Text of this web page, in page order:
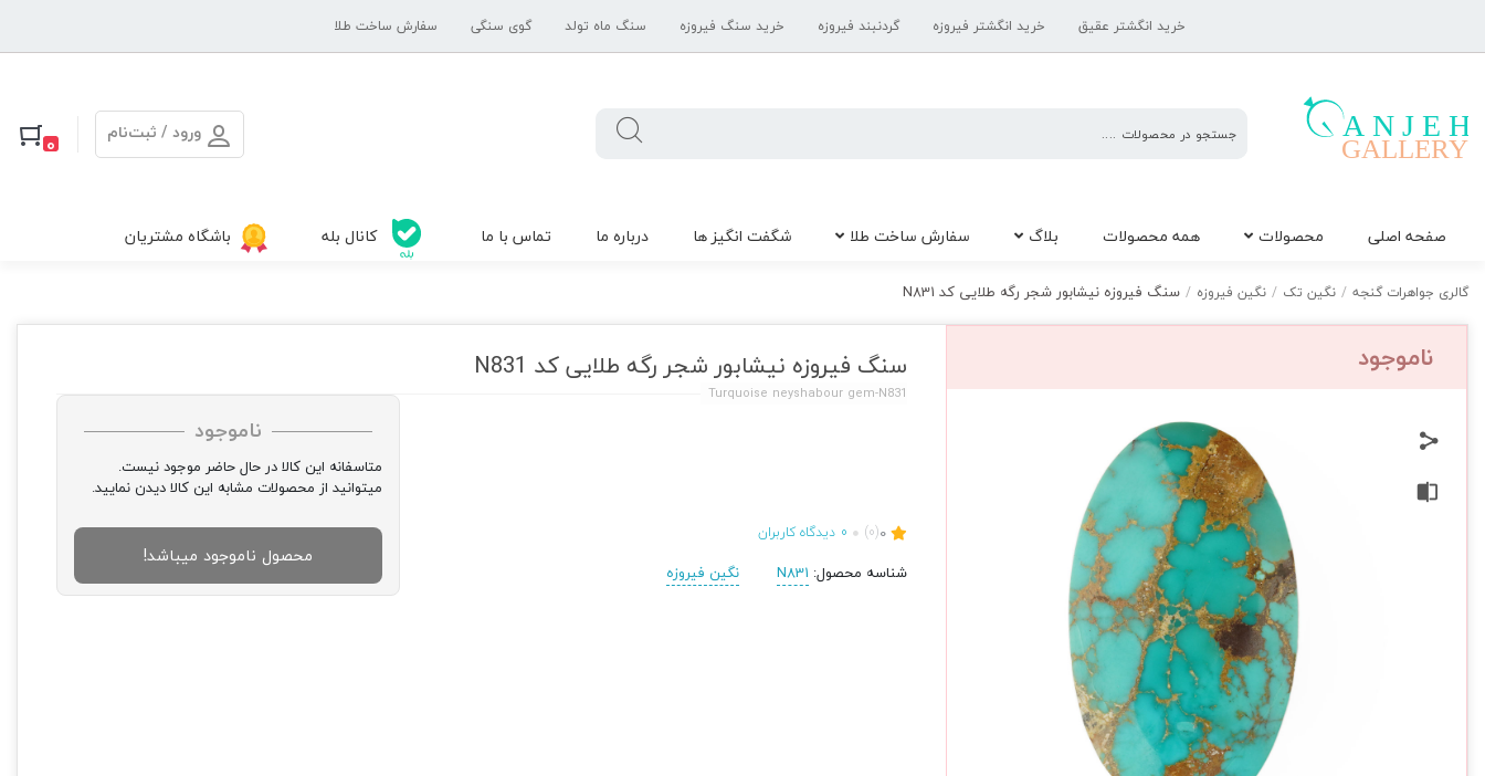
خرید انگشتر عقیق خرید انگشتر فیروزه گردنبند فیروزه خرید سنگ فیروزه سنگ ماه تولد گوی سنگی سفارش ساخت طلا
جواهرات
ورود / ثبت‌نام 0
صفحه اصلی محصولات همه محصولات بلاگ سفارش ساخت طلا شگفت انگیز ها درباره ما تماس با ما کانال بله باشگاه مشتریان
گالری جواهرات گنجه / نگین تک / نگین فیروزه / سنگ فیروزه نیشابور شجر رگه طلایی کد N831
ناموجود سنگ فیروزه نیشابور شجر رگه طلایی کد N831
Turquoise neyshabour gem-N831
ناموجود
متاسفانه این کالا در حال حاضر موجود نیست.
میتوانید از محصولات مشابه این کالا دیدن نمایید.
محصول ناموجود میباشد!
0
(0)
0 دیدگاه کاربران
شناسه محصول: N831 نگین فیروزه